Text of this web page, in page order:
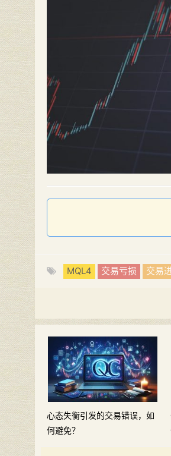
MQL4 交易亏损 交易
心态失衡引发的交易错误，如
何避免？